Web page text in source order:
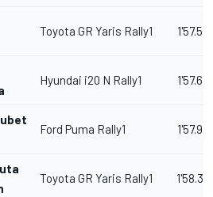
Toyota GR Yaris Rally1 1'57.5
Hyundai i20 N Rally1 1'57.6
Ford Puma Rally1 1'57.9
Toyota GR Yaris Rally1 1'58.3